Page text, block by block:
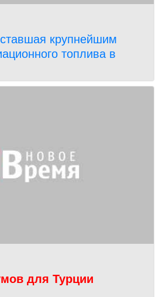
крупнейшим
топлива в
для Турции